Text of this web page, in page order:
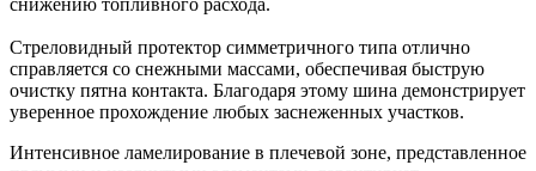
снижению топливного расхода.
Стреловидный протектор симметричного типа отлично
справляется со снежными массами, обеспечивая быструю
очистку пятна контакта. Благодаря этому шина демонстрирует
уверенное прохождение любых заснеженных участков.
Интенсивное ламелирование в плечевой зоне, представленное